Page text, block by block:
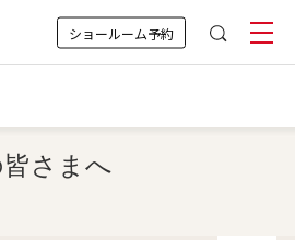
ショールーム予約
さまへ